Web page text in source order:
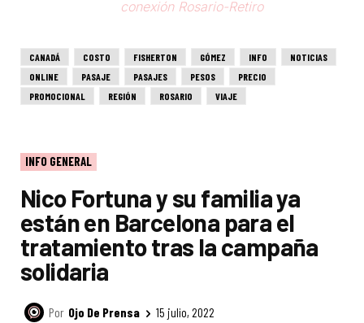
conexión Rosario-Retiro
CANADÁ COSTO FISHERTON GÓMEZ INFO
NOTICIAS
ONLINE
PASAJE PASAJES PESOS
PRECIO
PROMOCIONAL
REGIÓN ROSARIO VIAJE